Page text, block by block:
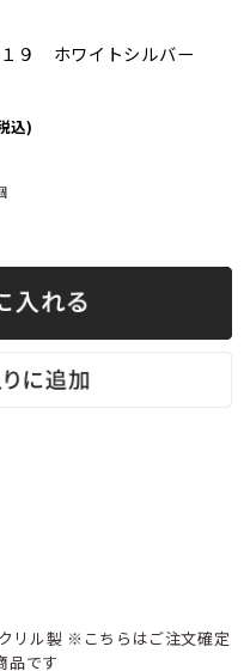
９ ホワイトシルバー
込)
リル製 ※こちらはご注文確定
品です